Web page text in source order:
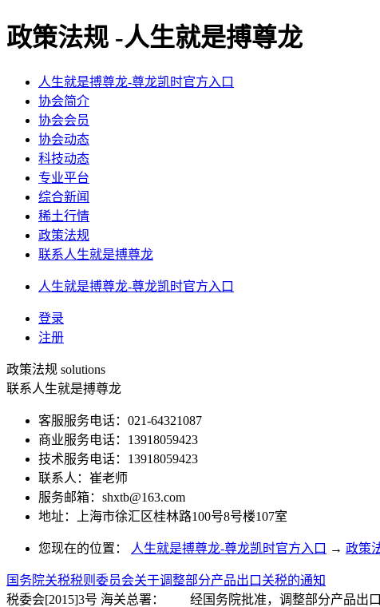
政策法规 -人生就是搏尊龙
人生就是搏尊龙-尊龙凯时官方入口
协会简介
协会会员
协会动态
科技动态
专业平台
综合新闻
稀土行情
政策法规
联系人生就是搏尊龙
人生就是搏尊龙-尊龙凯时官方入口
登录
注册
政策法规 solutions
联系人生就是搏尊龙
客服服务电话：021-64321087
商业服务电话：13918059423
技术服务电话：13918059423
联系人：崔老师
服务邮箱： shxtb@163.com
地址：上海市徐汇区桂林路100号8号楼107室
您现在的位置： 人生就是搏尊龙-尊龙凯时官方入口 → 政策
国务院关税税则委员会关于调整部分产品出口关税的通知
税委会[2015]3号 海关总署： 经国务院批准，调整部分产品